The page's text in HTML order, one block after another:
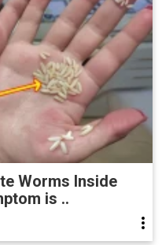
Worms Inside
is ..